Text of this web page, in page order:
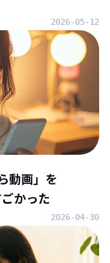
2026-05-12
動画」を
かった
2026-04-30